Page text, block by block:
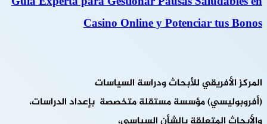
Casino Online y Potenciar tus Bonos
المركز الأفريقي للأبحاث ودراسة السياسات
(أفروبوليسي) مؤسسة مستقلة متخصصة بإعداد الدراسات،